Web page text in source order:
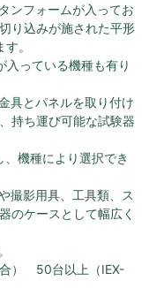
ンフォームが入ってお
り込みが施された平形
。
っている機種も有り
具とパネルを取り付け
持ち運び可能な試験器
機種により選択でき
撮影用具、工具類、ス
のケースとして幅広く
） 50台以上（IEX-